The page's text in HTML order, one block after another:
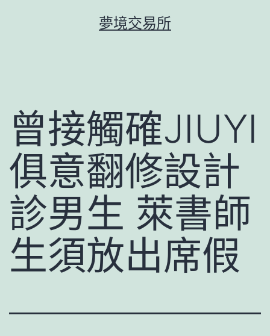
夢境交易所
曾接觸確JIUYI
俱意翻修設計
診男生 萊書師
生須放出席假